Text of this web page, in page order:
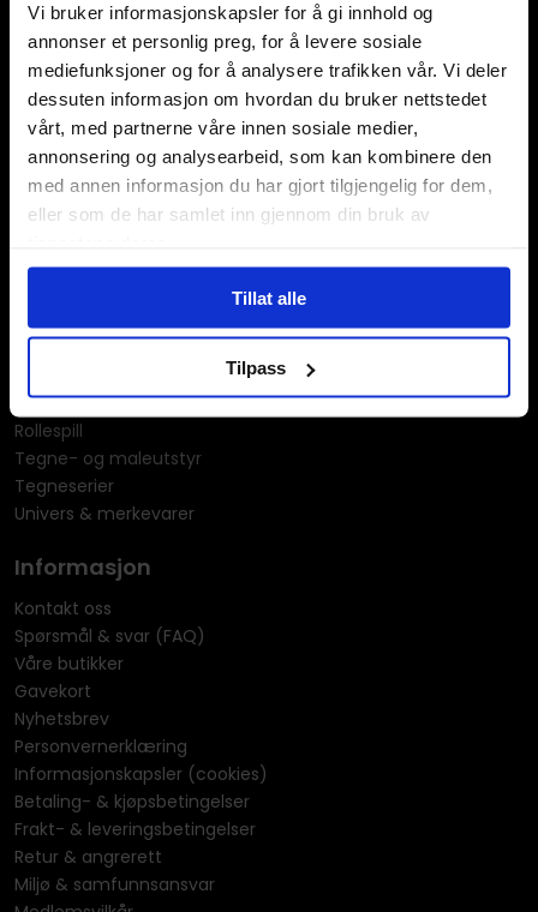
Vi bruker informasjonskapsler for å gi innhold og
annonser et personlig preg, for å levere sosiale
mediefunksjoner og for å analysere trafikken vår. Vi deler
dessuten informasjon om hvordan du bruker nettstedet
vårt, med partnerne våre innen sosiale medier,
annonsering og analysearbeid, som kan kombinere den
med annen informasjon du har gjort tilgjengelig for dem,
eller som de har samlet inn gjennom din bruk av
Tillat alle
Tilpass
Våre kategorier
Brettspill
Bøker
Godteri, mat & drikke
Hobby & fritid
Klær
KPOP & musikk
Manga
Merchandise & effekter
Puslespill
Rollespill
Tegne- og maleutstyr
Tegneserier
Univers & merkevarer
Informasjon
Kontakt oss
Spørsmål & svar (FAQ)
Våre butikker
Gavekort
Nyhetsbrev
Personvernerklæring
Informasjonskapsler (cookies)
Betaling- & kjøpsbetingelser
Frakt- & leveringsbetingelser
Retur & angrerett
Miljø & samfunnsansvar